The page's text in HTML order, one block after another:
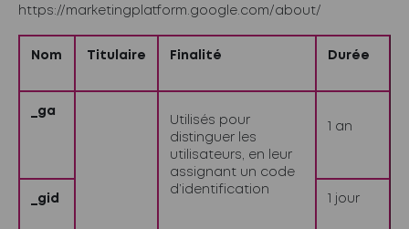
https://marketingplatform.google.com/about/
Nom Titulaire Finalité Durée
_ga
Utilisés pour
distinguer les
utilisateurs, en leur
assignant un code
d’identification
1 an
_gid 1 jour